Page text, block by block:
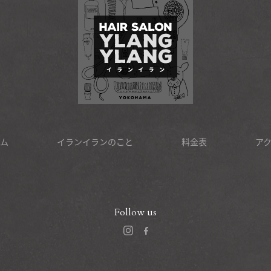
イランイランのこと 料金表 ア
Follow us